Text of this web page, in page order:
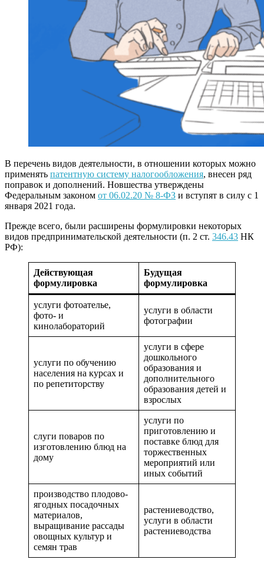
В перечень видов деятельности, в отношении которых можно
применять патентную систему налогообложения, внесен ряд
поправок и дополнений. Новшества утверждены
Федеральным законом от 06.02.20 № 8-ФЗ и вступят в силу с 1
января 2021 года.
Прежде всего, были расширены формулировки некоторых
видов предпринимательской деятельности (п. 2 ст. 346.43 НК
РФ):
Действующая
формулировка
Будущая
формулировка
услуги фотоателье,
фото- и
кинолабораторий
услуги в области
фотографии
услуги по обучению
населения на курсах и
по репетиторству
услуги в сфере
дошкольного
образования и
дополнительного
образования детей и
взрослых
слуги поваров по
изготовлению блюд на
дому
услуги по
приготовлению и
поставке блюд для
торжественных
мероприятий или
иных событий
производство плодово-
ягодных посадочных
материалов,
выращивание рассады
овощных культур и
семян трав
растениеводство,
услуги в области
растениеводства